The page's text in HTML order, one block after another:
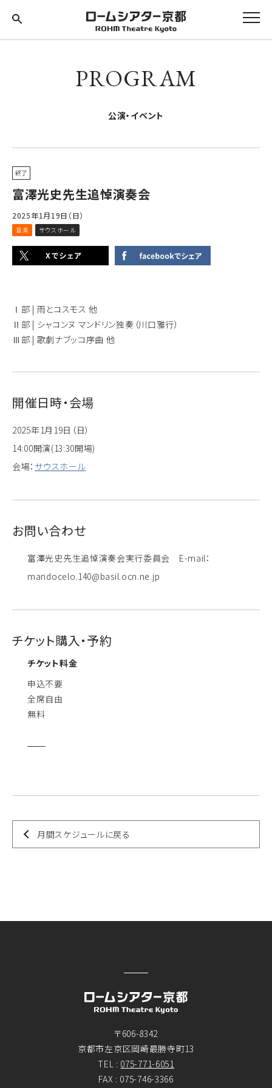
PROGRAM
公演・イベント
終了
富澤光史先生追悼演奏会
2025年1月19日（日）
音楽 サウスホール
Ⅰ部 | 雨とコスモス 他
Ⅱ部 | シャコンヌ マンドリン独奏（川口雅行）
Ⅲ部 | 歌劇ナブッコ序曲 他
開催日時・会場
2025年1月19日（日）
14:00開演(13:30開場)
会場： サウスホール
お問い合わせ
富澤光史先生追悼演奏会実行委員会 E-mail：
mandocelo.140@basil.ocn.ne.jp
チケット購入・予約
チケット料金
申込不要
全席自由
無料
月間スケジュールに戻る
〒606-8342
京都市左京区岡崎最勝寺町13
TEL : 075-771-6051
FAX : 075-746-3366